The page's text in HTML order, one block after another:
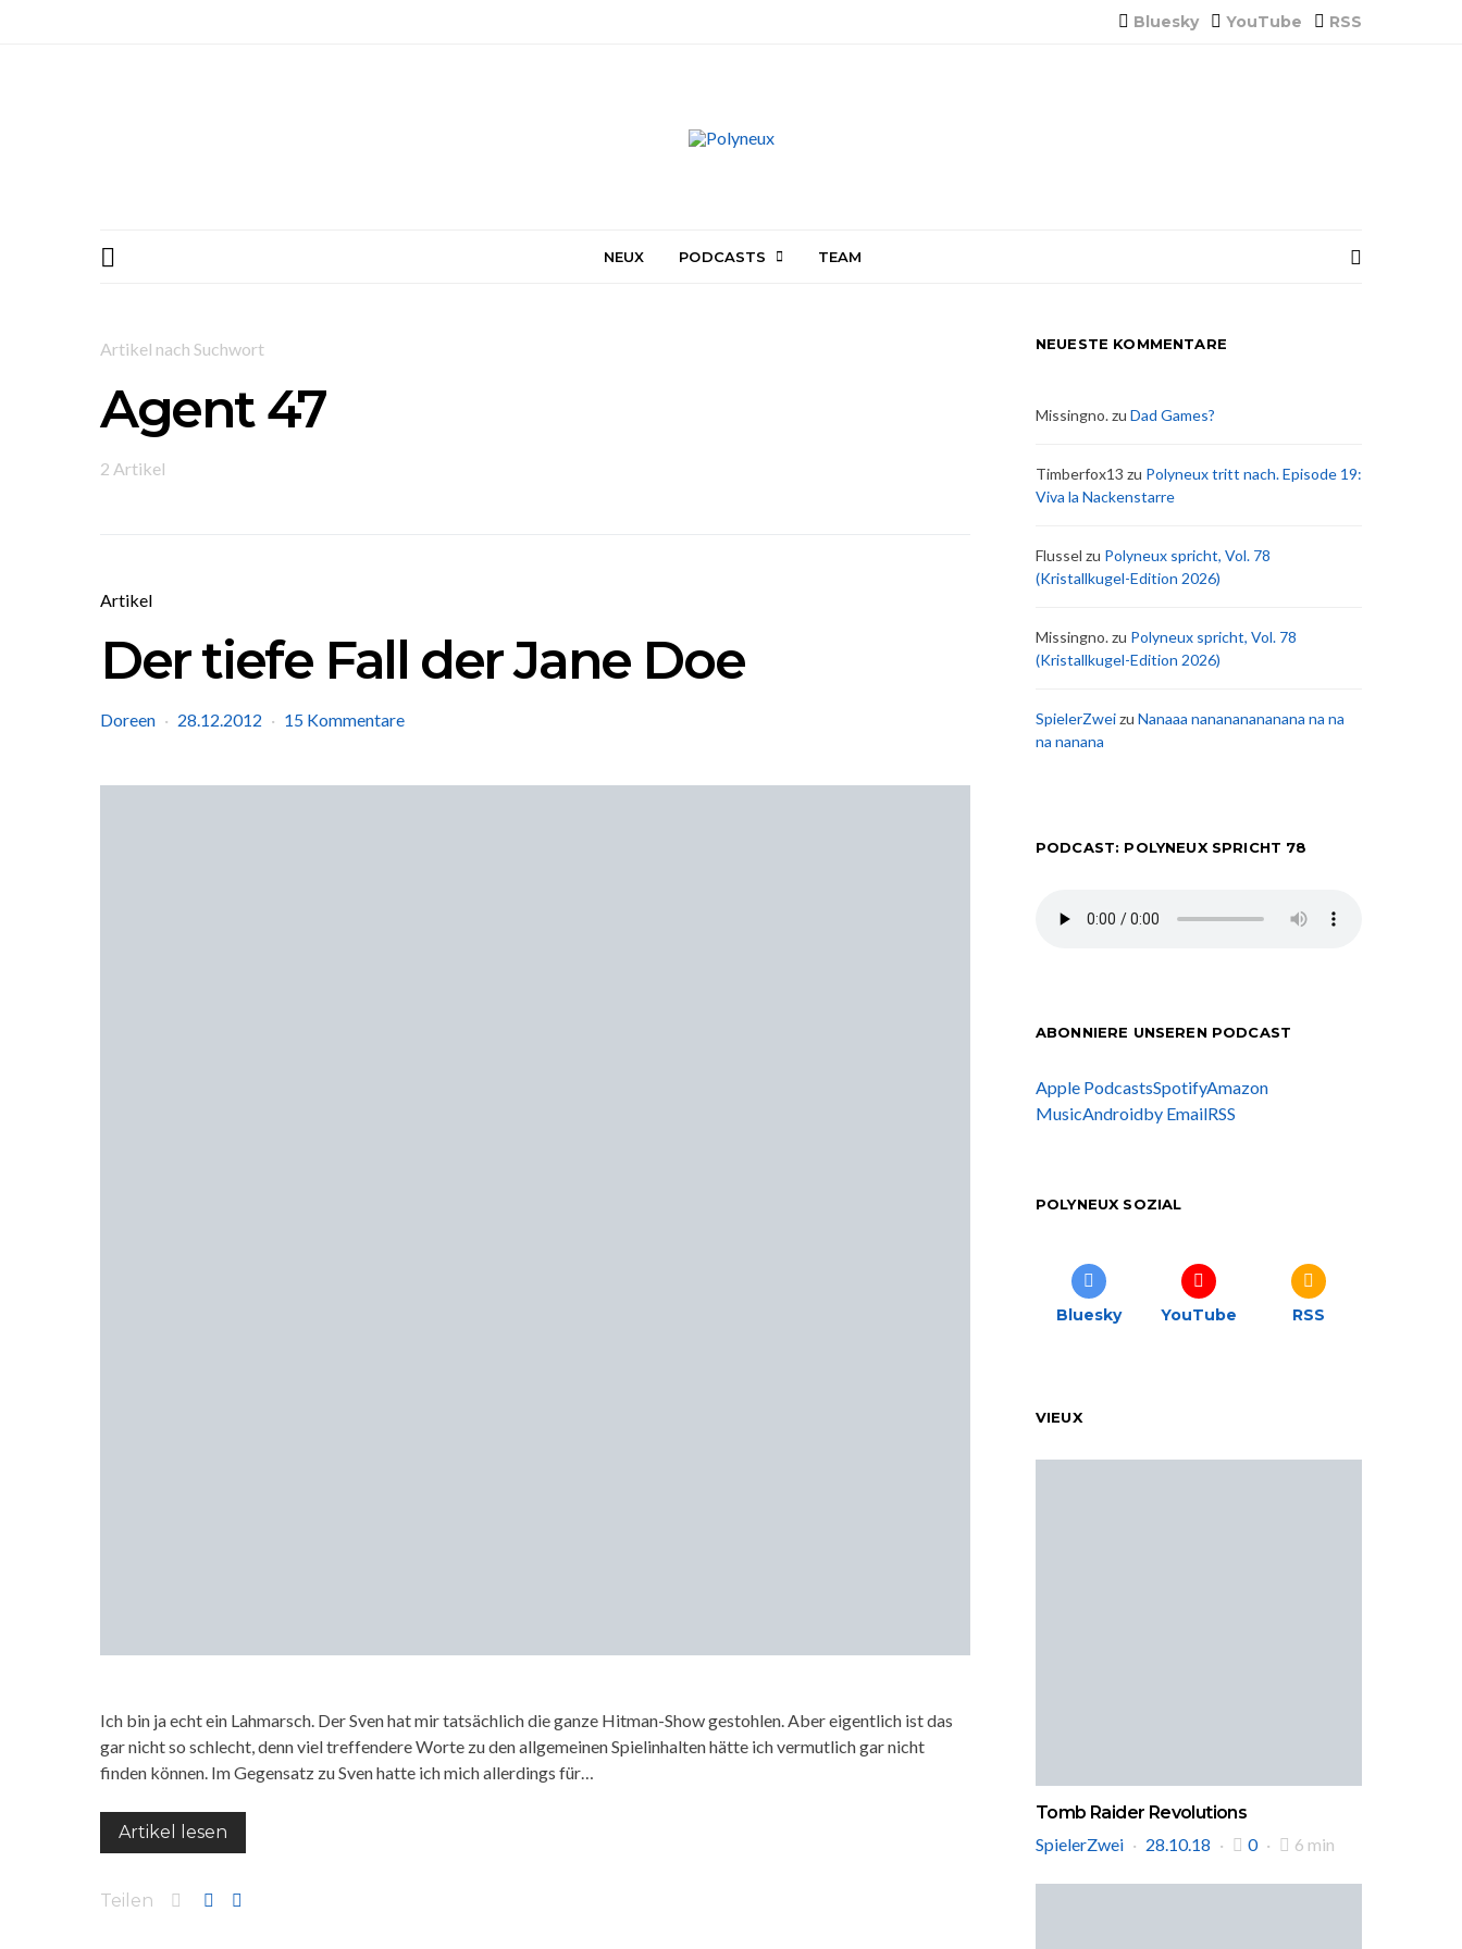
Bluesky YouTube RSS
NEUX PODCASTS TEAM
Artikel nach Suchwort
Agent 47
2 Artikel
Artikel
Der tiefe Fall der Jane Doe
Doreen 28.12.2012 15 Kommentare
Ich bin ja echt ein Lahmarsch. Der Sven hat mir tatsächlich die ganze Hitman-Show gestohlen. Aber eigentlich ist das
gar nicht so schlecht, denn viel treffendere Worte zu den allgemeinen Spielinhalten hätte ich vermutlich gar nicht
finden können. Im Gegensatz zu Sven hatte ich mich allerdings für…
Artikel lesen
Teilen
NEUESTE KOMMENTARE
Missingno.zu Dad Games?
Timberfox13 zu Polyneux tritt nach. Episode 19:
Viva la Nackenstarre
Flussel zu Polyneux spricht, Vol. 78
(Kristallkugel-Edition 2026)
Missingno.zu Polyneux spricht, Vol. 78
(Kristallkugel-Edition 2026)
SpielerZweizu Nanaaa nanananananana na na
na nanana
PODCAST: POLYNEUX SPRICHT 78
ABONNIERE UNSEREN PODCAST
Apple PodcastsSpotifyAmazon
MusicAndroidby EmailRSS
POLYNEUX SOZIAL
Bluesky YouTube RSS
VIEUX
Tomb Raider Revolutions
SpielerZwei
28.10.18 0 6 min